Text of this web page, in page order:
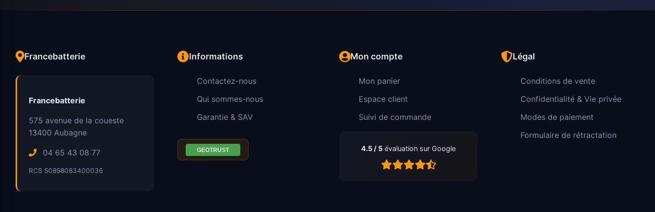
Francebatterie
Francebatterie
575 avenue de la coueste
13400 Aubagne
04 65 43 08 77
RCS 50858083400036
Informations
Contactez-nous
Qui sommes-nous
Garantie & SAV
Mon compte
Mon panier
Espace client
Suivi de commande
4.5 / 5 évaluation sur Google
Légal
Conditions de vente
Confidentialité & Vie privée
Modes de paiement
Formulaire de rétractation